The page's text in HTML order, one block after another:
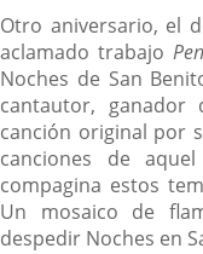
Otro aniversario, el
aclamado trabajo
Noches de San
cantautor,
canción original por
canciones de
compagina estos
Un mosaico de
despedir Noches en